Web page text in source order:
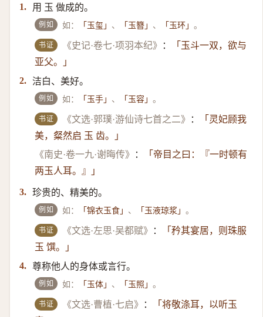
1.
用 玉 做成的。
例如 如： 「玉玺」 、 「玉簪」 、 「玉环」。
书证 《史记·卷七·项羽本纪》 ：
「玉斗一双，欲与
亚父。」
2. 洁白、美好。
例如 如： 「玉手」 、 「玉容」。
书证 《文选·郭璞·游仙诗七首之二》 ：
「灵妃顾我
美，粲然启 玉 齿。」
《南史·卷一九·谢晦传》
：
「帝目之曰：『一时顿有
两玉人耳。』」
3. 珍贵的、精美的。
例如 如： 「锦衣玉食」 、 「玉液琼浆」。
书证 《文选·左思·吴都赋》 ：
「矜其宴居，则珠服
玉 馔。」
4. 尊称他人的身体或言行。
例如 如： 「玉体」 、 「玉照」。
书证 《文选·曹植·七启》 ：
「将敬涤耳，以听玉